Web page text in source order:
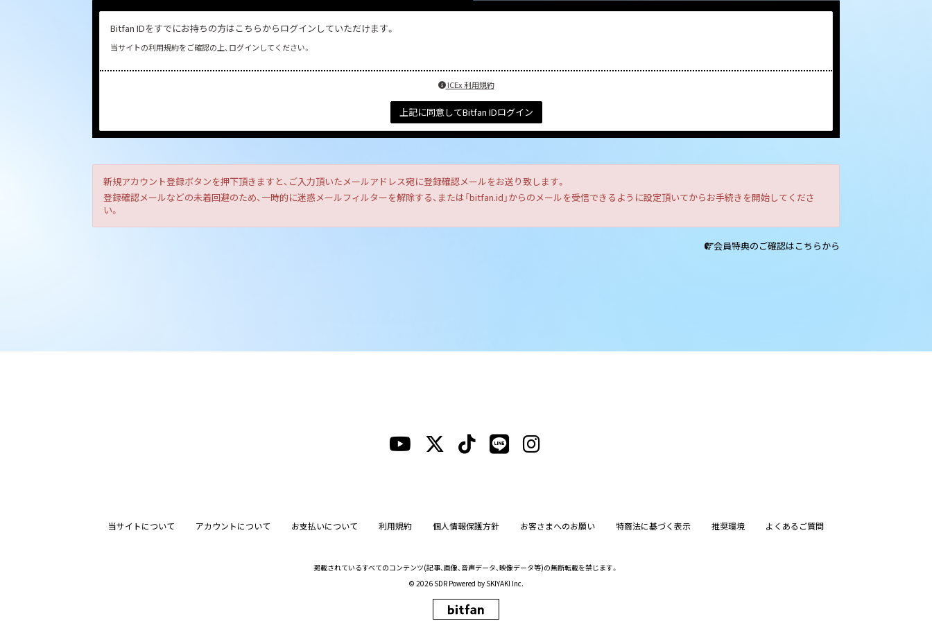
Bitfan IDをすでにお持ちの方はこちらからログインしていただけます。
当サイトの利用規約をご確認の上、ログインしてください。
ICEx 利用規約
上記に同意してBitfan IDログイン
新規アカウント登録ボタンを押下頂きますと、ご入力頂いたメールアドレス宛に登録確認メールをお送り致します。
登録確認メールなどの未着回避のため、一時的に迷惑メールフィルターを解除する、または「bitfan.id」からのメールを受信できるように設定頂いてからお手続きを開始してくださ
い。
会員特典のご確認はこちらから
当サイトについて アカウントについて お支払いについて 利用規約 個人情報保護方針 お客さまへのお願い 特商法に基づく表示 推奨環境 よくあるご質問
掲載されているすべてのコンテンツ(記事、画像、音声データ、映像データ等)の無断転載を禁じます。
© 2026 SDR Powered by SKIYAKI Inc.